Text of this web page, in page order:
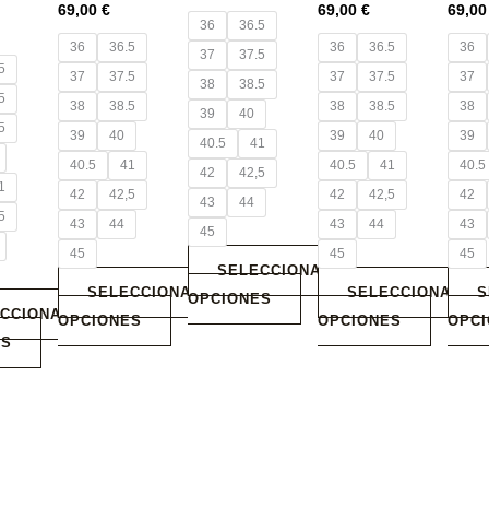
69,00 €
36
36.5
37
37.5
38
38.5
39
40
40.5
41
42
42,5
43
44
45
SELECCIONAR
OPCIONES
se
pueden
elegir
en
la
página
de
producto
36
36.5
37
37.5
38
38.5
39
40
40.5
41
42
42,5
43
44
45
SELECCIONAR
OPCIONES
se
pueden
elegir
en
la
página
de
producto
69,00€
36
36.5
37
37.5
38
38.5
39
40
40.5
41
42
42,5
43
44
45
SELECCIONAR
OPCIONES
se
pueden
elegir
en
la
página
de
producto
36
37
38
39
40.5
42
43
45
se
en
la
de